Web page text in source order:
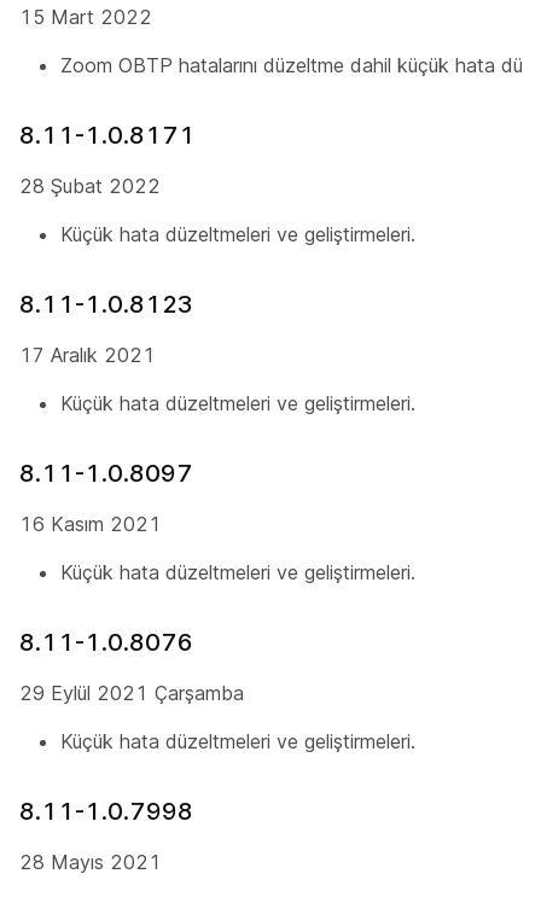
15 Mart 2022
Zoom OBTP hatalarını düzeltme dahil küçük hata
8.11-1.0.8171
28 Şubat 2022
Küçük hata düzeltmeleri ve geliştirmeleri.
8.11-1.0.8123
17 Aralık 2021
Küçük hata düzeltmeleri ve geliştirmeleri.
8.11-1.0.8097
16 Kasım 2021
Küçük hata düzeltmeleri ve geliştirmeleri.
8.11-1.0.8076
29 Eylül 2021 Çarşamba
Küçük hata düzeltmeleri ve geliştirmeleri.
8.11-1.0.7998
28 Mayıs 2021